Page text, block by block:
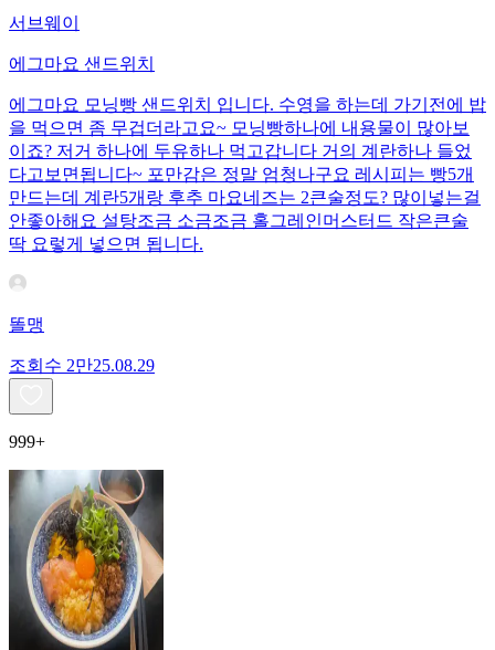
서브웨이
에그마요 샌드위치
에그마요 모닝빵 샌드위치 입니다. 수영을 하는데 가기전에 밥
을 먹으면 좀 무겁더라고요~ 모닝빵하나에 내용물이 많아보
이죠? 저거 하나에 두유하나 먹고갑니다 거의 계란하나 들었
다고보면됩니다~ 포만감은 정말 엄청나구요 레시피는 빵5개
만드는데 계란5개랑 후추 마요네즈는 2큰술정도? 많이넣는걸
안좋아해요 설탕조금 소금조금 홀그레인머스터드 작은큰술
딱 요렇게 넣으면 됩니다.
똘맹
조회수 2만25.08.29
999+